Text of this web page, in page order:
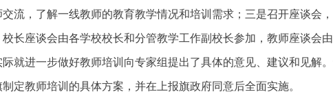
流，了解一线教师的教育教学情况和培训需求；三是召开座谈会
长座谈会由各学校校长和分管教学工作副校长参加，教师座谈会
就进一步做好教师培训向专家组提出了具体的意见、建议和见解
定教师培训的具体方案，并在上报旗政府同意后全面实施。